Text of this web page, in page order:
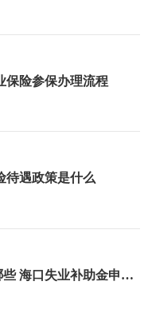
保险参保办理流程
待遇政策是什么
海口失业补助金申请需要的材料有哪些 海口失业补助金申请指南